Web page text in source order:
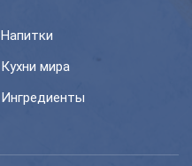
Напитки
Кухни мира
Ингредиенты